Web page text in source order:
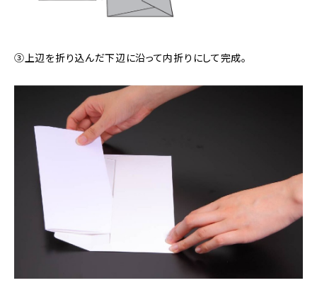
③上辺を折り込んだ下辺に沿って内折りにして完成。